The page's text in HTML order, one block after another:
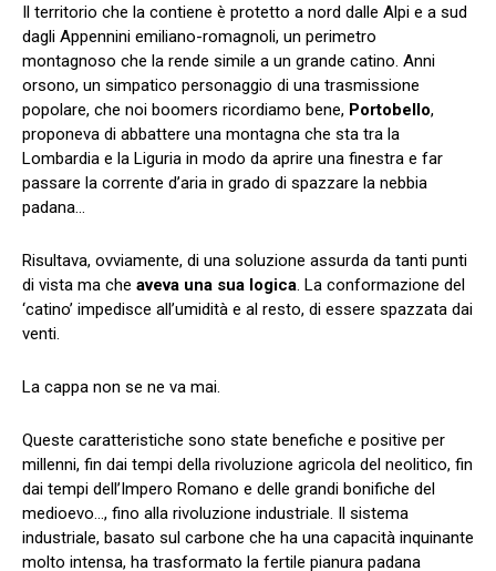
Il territorio che la contiene è protetto a nord dalle Alpi e a sud
dagli Appennini emiliano-romagnoli, un perimetro
montagnoso che la rende simile a un grande catino. Anni
orsono, un simpatico personaggio di una trasmissione
popolare, che noi boomers ricordiamo bene, Portobello,
proponeva di abbattere una montagna che sta tra la
Lombardia e la Liguria in modo da aprire una finestra e far
passare la corrente d’aria in grado di spazzare la nebbia
padana…
Risultava, ovviamente, di una soluzione assurda da tanti punti
di vista ma che aveva una sua logica. La conformazione del
‘catino’ impedisce all’umidità e al resto, di essere spazzata dai
venti.
La cappa non se ne va mai.
Queste caratteristiche sono state benefiche e positive per
millenni, fin dai tempi della rivoluzione agricola del neolitico, fin
dai tempi dell’Impero Romano e delle grandi bonifiche del
medioevo…, fino alla rivoluzione industriale. Il sistema
industriale, basato sul carbone che ha una capacità inquinante
molto intensa, ha trasformato la fertile pianura padana